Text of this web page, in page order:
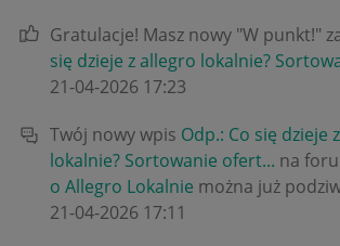
Gratulacje! Masz nowy "W punkt!"
się dzieje z allegro lokalnie?
‎21-04-2026 17:23
Twój nowy wpis Odp.: Co się dzieje
lokalnie? Sortowanie ofert... na
o Allegro Lokalnie można już
‎21-04-2026 17:11